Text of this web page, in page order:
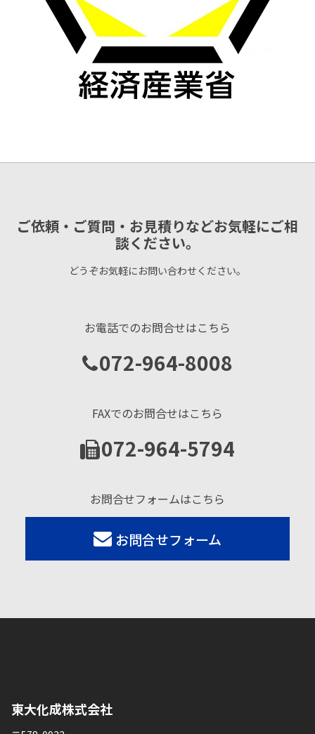
ご依頼・ご質問・お見積りなどお気軽にご相
談ください。
どうぞお気軽にお問い合わせください。
お電話でのお問合せはこちら
072-964-8008
FAXでのお問合せはこちら
072-964-5794
お問合せフォームはこちら
お問合せフォーム
東大化成株式会社